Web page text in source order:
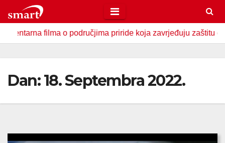
to
contentfilma o područjima priride koja zavrjeđuju zaštitu države
Dan:18. Septembra 2022.